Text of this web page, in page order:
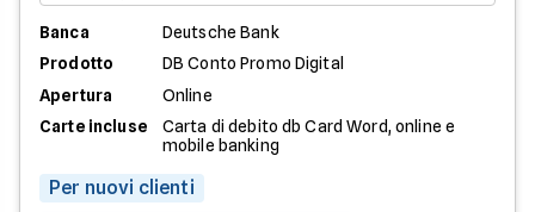
Banca
Deutsche Bank
Prodotto
DB Conto Promo Digital
Apertura
Online
Carte incluse
Carta di debito db Card Word, online e
mobile banking
Per nuovi clienti